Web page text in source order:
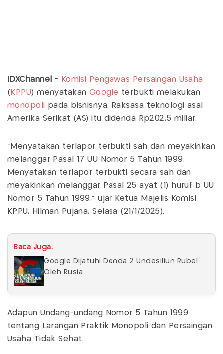
IDXChannel -
Komisi Pengawas Persaingan Usaha
( KPPU) menyatakan Google terbukti melakukan
monopoli pada bisnisnya. Raksasa teknologi asal
Amerika Serikat (AS) itu didenda Rp202,5 miliar.
“Menyatakan terlapor terbukti sah dan meyakinkan
melanggar Pasal 17 UU Nomor 5 Tahun 1999.
Menyatakan terlapor terbukti secara sah dan
meyakinkan melanggar Pasal 25 ayat (1) huruf b UU
Nomor 5 Tahun 1999,” ujar Ketua Majelis Komisi
KPPU, Hilman Pujana, Selasa (21/1/2025).
Baca Juga:
Google Dijatuhi Denda 2 Undesiliun Rubel
Oleh Rusia
Adapun Undang-undang Nomor 5 Tahun 1999
tentang Larangan Praktik Monopoli dan Persaingan
Usaha Tidak Sehat.